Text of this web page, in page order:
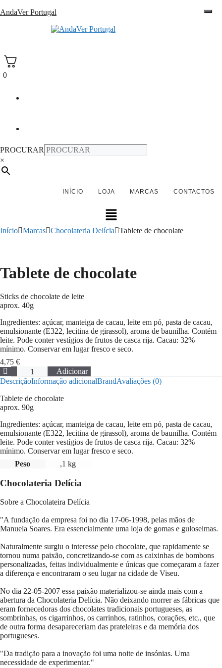
Saltar
AndaVer Portugal
0
PROCURAR
×
INÍCIO LOJA MARCAS CONTACTOS
Menu
Início Marcas Chocolateria Delícia Tablete de chocolate
Tablete de chocolate
Sticks de chocolate de leite
aprox. 40g
Ingredientes: açúcar, manteiga de cacau, leite em pó, pasta de cacau,
emulsionante (E322, lecitina de girassol), aroma de baunilha. Contém
leite. Pode conter vestígios de frutos de casca rija. Cacau: 32%
mínimo. Conservar em lugar fresco e seco.
4,75 €
Quantidade
de
Tablete
de
chocolate
Adicionar
DescriçãoInformação adicionalBrandAvaliações (0)
Tablete de chocolate
aprox. 90g
Ingredientes: açúcar, manteiga de cacau, leite em pó, pasta de cacau,
emulsionante (E322, lecitina de girassol), aroma de baunilha. Contém
leite. Pode conter vestígios de frutos de casca rija. Cacau: 32%
mínimo. Conservar em lugar fresco e seco.
Peso
,1 kg
Chocolateria Delícia
Sobre a Chocolateira Delícia
"A fundação da empresa foi no dia 17-06-1998, pelas mãos de
Manuela Soares. Era essencialmente uma loja de gomas e guloseimas.
Naturalmente surgiu o interesse pelo chocolate, que rapidamente se
tornou numa paixão, concretizando-se com as caixinhas de bombons
personalizadas, feitas individualmente e únicas que começaram a fazer
a diferença e encontraram o seu lugar na cidade de Viseu.
No dia 22-05-2007 essa paixão materializou-se ainda mais com a
abertura da Chocolateria Delícia. Não deixando morrer as fábricas que
eram fornecedoras dos chocolates tradicionais portugueses, as
sombrinhas, os cigarrinhos, os carrinhos, ratinhos, corações, etc., que
de outra forma desapareceriam das prateleiras e da memória dos
portugueses.
"Da tradição para a inovação foi uma noite de insónias. Uma
necessidade de experimentar."